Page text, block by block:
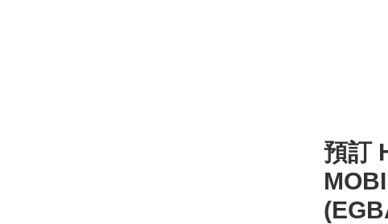
預訂